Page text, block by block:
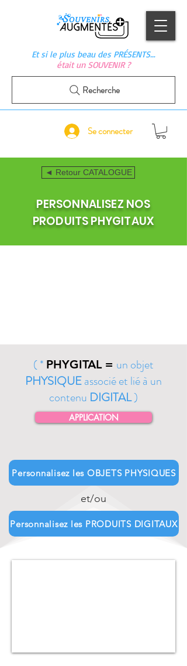
Et si le plus beau des PRÉSENTS…
était un SOUVENIR ?
Se connecter
Recherche
◄ Retour CATALOGUE
PERSONNALISEZ NOS
PRODUITS PHYGITAUX
( * PHYGITAL = un objet
PHYSIQUEassocié et lié à un
contenu DIGITAL)
APPLICATION
Personnalisez les OBJETS PHYSIQUES
et/ou
Personnalisez les PRODUITS DIGITAUX